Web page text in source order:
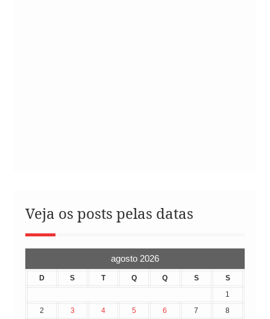
Veja os posts pelas datas
agosto 2026
D S T Q Q S
S
1
2
3 4 5 6 7
8